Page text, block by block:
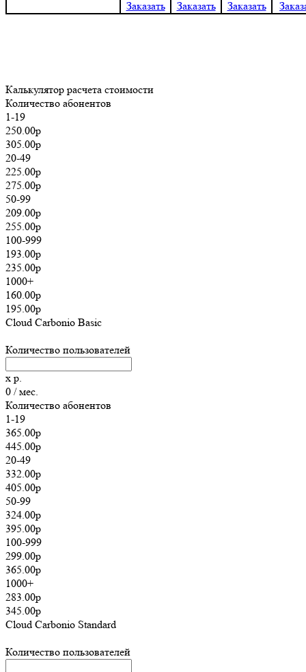
Заказать Заказать Заказать
Калькулятор расчета стоимости
Количество абонентов
1-19
250.00р
305.00р
20-49
225.00р
275.00р
50-99
209.00р
255.00р
100-999
193.00р
235.00р
1000+
160.00р
195.00р
Cloud Carbonio Basic
Количество пользователей
x р.
0 / мес.
Количество абонентов
1-19
365.00р
445.00р
20-49
332.00р
405.00р
50-99
324.00р
395.00р
100-999
299.00р
365.00р
1000+
283.00р
345.00р
Cloud Carbonio Standard
Количество пользователей